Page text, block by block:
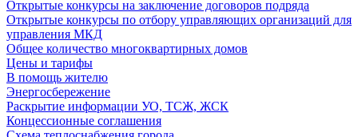
Открытые конкурсы на заключение договоров подряда
Открытые конкурсы по отбору управляющих организаций для
управления МКД
Общее количество многоквартирных домов
Цены и тарифы
В помощь жителю
Энергосбережение
Раскрытие информации УО, ТСЖ, ЖСК
Концессионные соглашения